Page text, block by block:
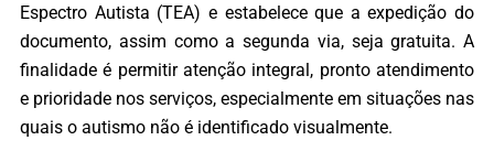
Espectro Autista (TEA) e estabelece que a expedição do
documento, assim como a segunda via, seja gratuita. A
finalidade é permitir atenção integral, pronto atendimento
e prioridade nos serviços, especialmente em situações nas
quais o autismo não é identificado visualmente.